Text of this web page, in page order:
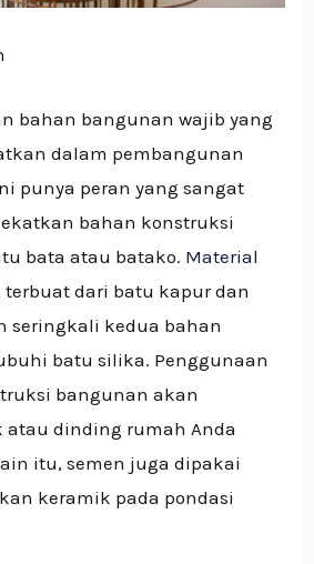
bahan bangunan wajib yang
dalam pembangunan
punya peran yang sangat
bahan konstruksi
bata atau batako. Material
dari batu kapur dan
seringkali kedua bahan
batu silika. Penggunaan
bangunan akan
atau dinding rumah Anda
itu, semen juga dipakai
keramik pada pondasi